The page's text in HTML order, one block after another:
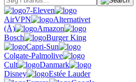
7-Eleven
AirVPN
Alternativet
(Å)
Amazon
Bosch
Burger King
Capri-Sun
Colgate-Palmolive
Cult
Danmark
Disney
Estée Lauder